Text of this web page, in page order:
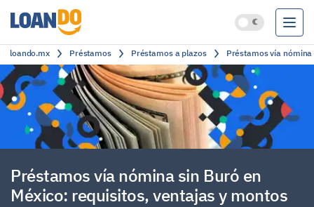
Préstamos
Créditos
Cuentas bancarias
Clasificación
loando.mx Préstamos Préstamos a plazos Préstamos vía
Préstamos vía nómina sin Buró en
México: requisitos, ventajas y montos